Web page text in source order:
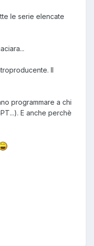
le serie elencate
Il
programmare a chi
E anche perchè